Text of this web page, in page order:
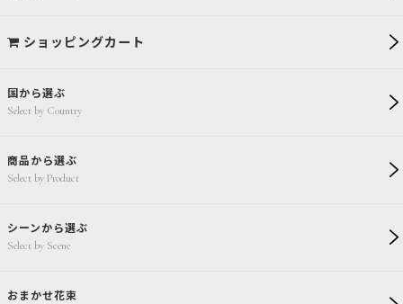
国から選ぶ
Select by Country
商品から選ぶ
Select by Product
シーンから選ぶ
Select by Scene
おまかせ花束
ショッピングカート